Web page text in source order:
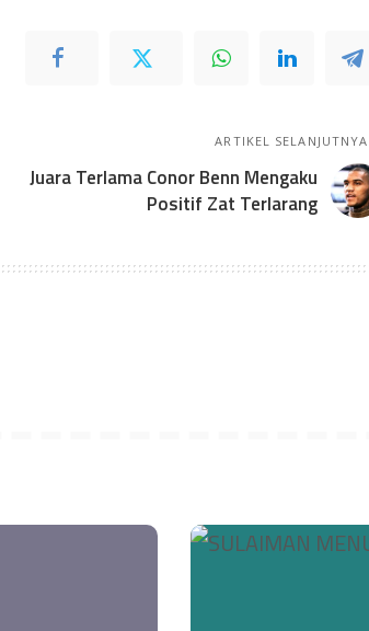
ARTIKEL SELANJUTNYA
Juara Terlama Conor Benn Mengaku
Positif Zat Terlarang